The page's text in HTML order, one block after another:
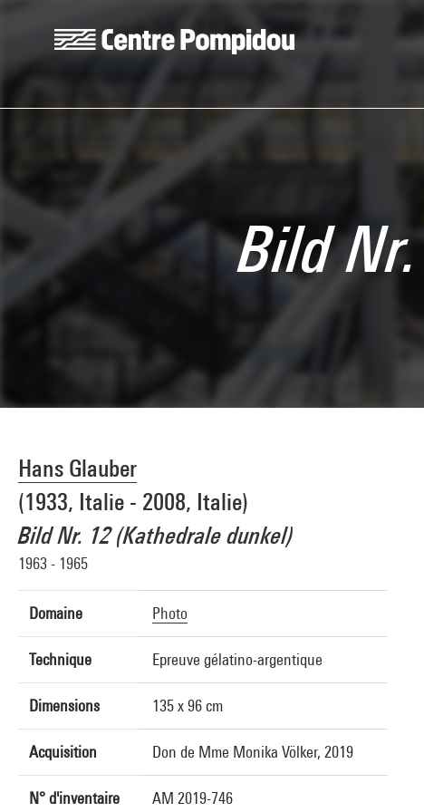
Bild
Hans Glauber
(1933, Italie - 2008, Italie)
Bild Nr. 12 (Kathedrale dunkel)
1963 - 1965
Domaine Photo
Technique Epreuve gélatino-argentique
Dimensions 135 x 96 cm
Acquisition Don de Mme Monika Völker, 2019
N° d'inventaire AM 2019-746